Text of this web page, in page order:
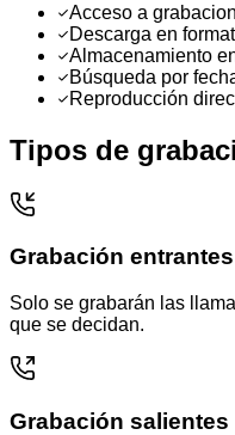
Acceso a
Descarga en
Almacenamiento
Búsqueda por
Reproducción
Tipos de
Grabación entrantes
Solo se grabarán las
que se decidan.
Grabación salientes